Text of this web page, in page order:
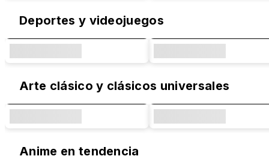
Deportes y videojuegos
Arte clásico y clásicos universales
Anime en tendencia